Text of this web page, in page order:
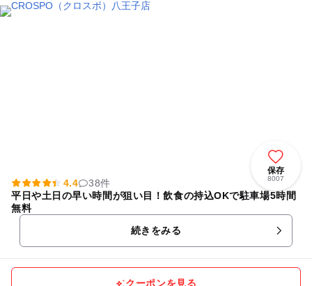
保存
8007
4.4
38件
平日や土日の早い時間が狙い目！飲食の持込OKで駐車場5時間
無料
続きをみる
クーポンを見る